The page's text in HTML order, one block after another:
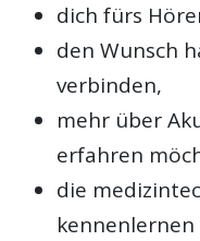
dich fürs
den Wunsch
verbinden,
mehr über
erfahren
die